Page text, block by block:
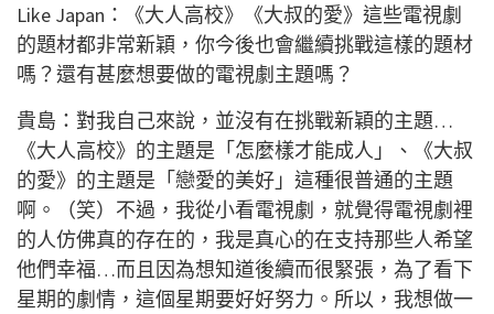
Like Japan：《大人高校》《大叔的愛》這些電視劇
的題材都非常新穎，你今後也會繼續挑戰這樣的題材
嗎？還有甚麼想要做的電視劇主題嗎？
貴島：對我自己來說，並沒有在挑戰新穎的主題…
《大人高校》的主題是「怎麼樣才能成人」、《大叔
的愛》的主題是「戀愛的美好」這種很普通的主題
啊。（笑）不過，我從小看電視劇，就覺得電視劇裡
的人仿佛真的存在的，我是真心的在支持那些人希望
他們幸福…而且因為想知道後續而很緊張，為了看下
星期的劇情，這個星期要好好努力。所以，我想做一